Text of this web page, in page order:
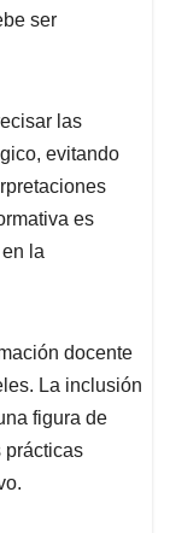
ser
las
evitando
es
la
docente
La inclusión
figura de
prácticas